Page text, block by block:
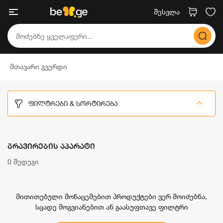
შესვლა
მთავარი გვერდი
ᲤᲘᲚᲢᲠᲔᲑᲘ & ᲡᲝᲠᲢᲘᲠᲔᲑᲐ
ᲒᲠᲐᲕᲘᲠᲔᲑᲘᲡ ᲐᲞᲐᲠᲐᲢᲘ
0 შედეგი
მითითებული მონაცემებით პროდუქტები ვერ მოიძებნა,
სცადე მოგვიანებით ან გაასუფთავე ფილტრი